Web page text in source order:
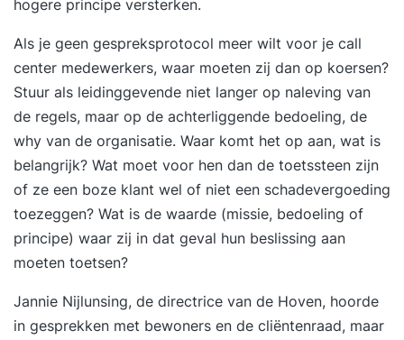
hogere principe versterken.
Als je geen gespreksprotocol meer wilt voor je call
center medewerkers, waar moeten zij dan op koersen?
Stuur als leidinggevende niet langer op naleving van
de regels, maar op de achterliggende bedoeling, de
why van de organisatie. Waar komt het op aan, wat is
belangrijk? Wat moet voor hen dan de toetssteen zijn
of ze een boze klant wel of niet een schadevergoeding
toezeggen? Wat is de waarde (missie, bedoeling of
principe) waar zij in dat geval hun beslissing aan
moeten toetsen?
Jannie Nijlunsing, de directrice van de Hoven, hoorde
in gesprekken met bewoners en de cliëntenraad, maar